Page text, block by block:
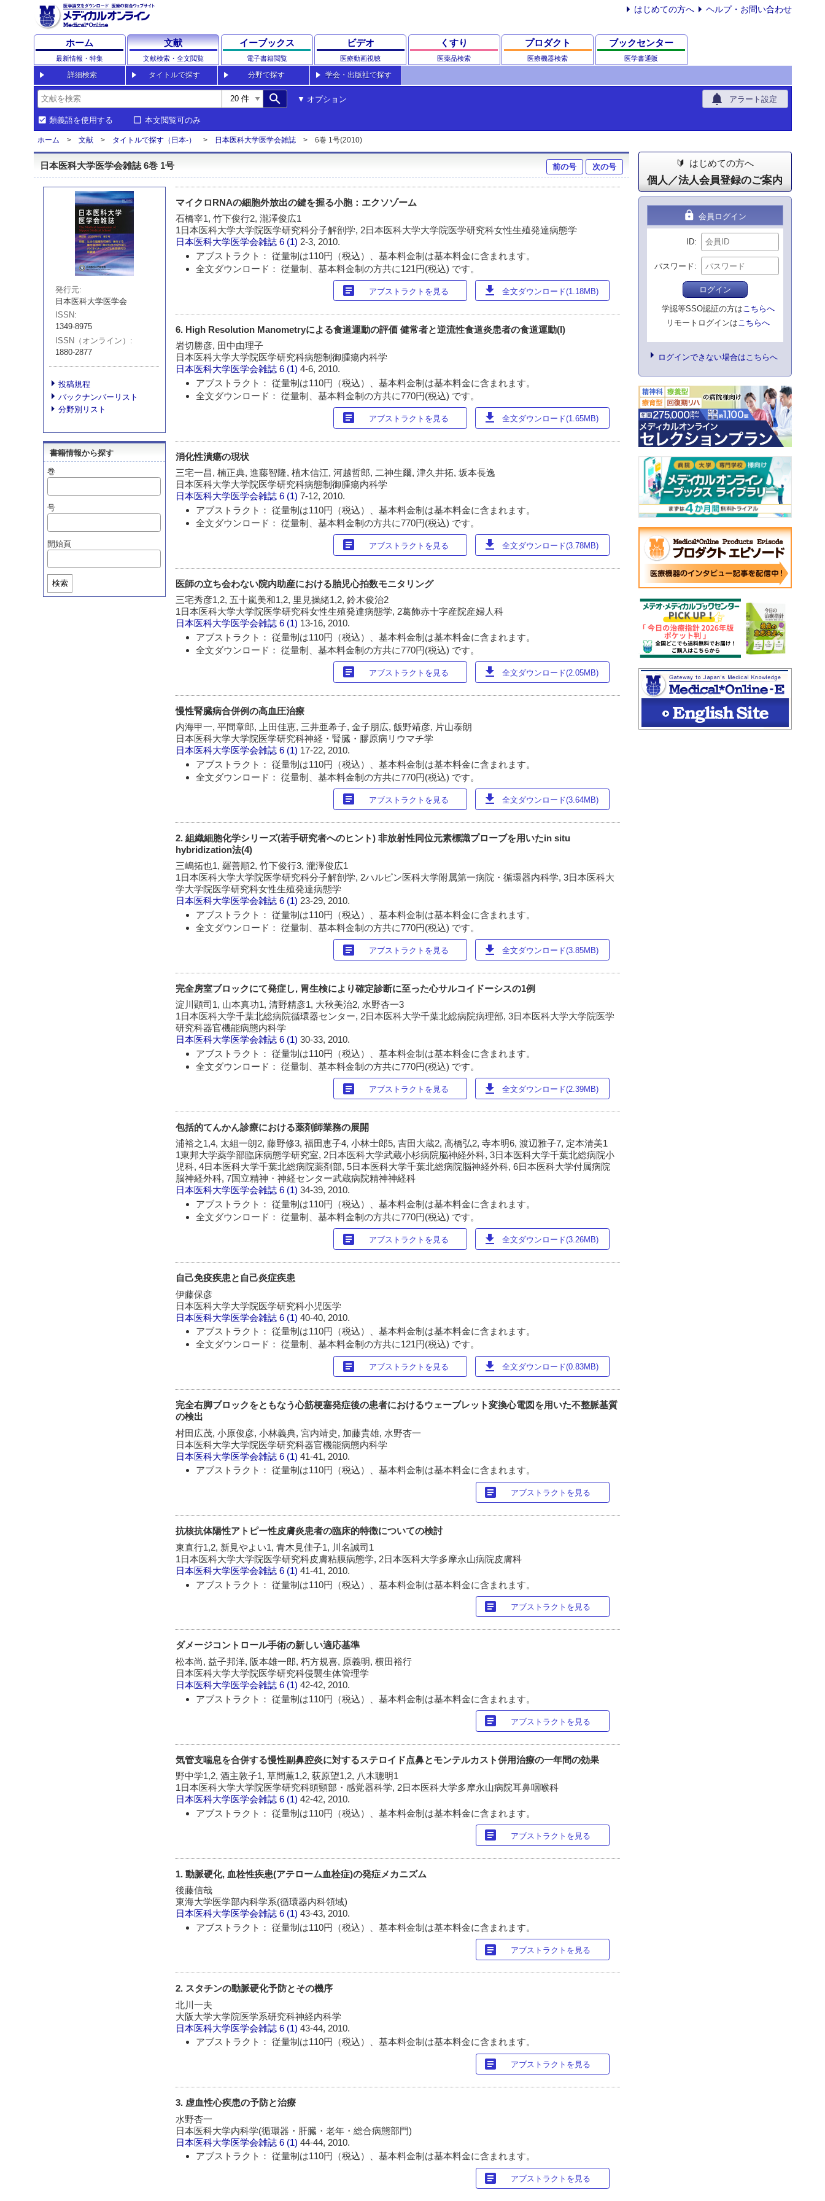
はじめての方へ ヘルプ・お問い合わせ
ホーム
最新情報・特集
文献
文献検索・全文閲覧
イーブックス
電子書籍閲覧
ビデオ
医療動画視聴
くすり
医薬品検索
プロダクト
医療機器検索
ブックセンター
医学書通販
詳細検索 タイトルで探す 分野で探す 学会・出版社で探す
search オプション notifications アラート設定
類義語を使用する 本文閲覧可のみ
ホーム 文献 タイトルで探す（日本-） 日本医科大学医学会雑誌 6巻 1号(2010)
日本医科大学医学会雑誌 6巻 1号 前の号 次の号
発行元
日本医科大学医学会
ISSN
1349-8975
ISSN（オンライン）
1880-2877
投稿規程
バックナンバーリスト
分野別リスト
書籍情報から探す
巻
号
開始頁
検索
マイクロRNAの細胞外放出の鍵を握る小胞：エクソゾーム
石橋宰1, 竹下俊行2, 瀧澤俊広1
1日本医科大学大学院医学研究科分子解剖学, 2日本医科大学大学院医学研究科女性生殖発達病態学
日本医科大学医学会雑誌 6 (1) 2-3, 2010.
アブストラクト： 従量制は110円（税込）、基本料金制は基本料金に含まれます。
全文ダウンロード： 従量制、基本料金制の方共に121円(税込) です。
article アブストラクトを見る download 全文ダウンロード(1.18MB)
6. High Resolution Manometryによる食道運動の評価 健常者と逆流性食道炎患者の食道運動(I)
岩切勝彦, 田中由理子
日本医科大学大学院医学研究科病態制御腫瘍内科学
日本医科大学医学会雑誌 6 (1)4-6, 2010.
アブストラクト： 従量制は110円（税込）、基本料金制は基本料金に含まれます。
全文ダウンロード： 従量制、基本料金制の方共に770円(税込) です。
article アブストラクトを見る download 全文ダウンロード(1.65MB)
消化性潰瘍の現状
三宅一昌, 楠正典, 進藤智隆, 植木信江, 河越哲郎, 二神生爾, 津久井拓, 坂本長逸
日本医科大学大学院医学研究科病態制御腫瘍内科学
日本医科大学医学会雑誌 6 (1)7-12, 2010.
アブストラクト： 従量制は110円（税込）、基本料金制は基本料金に含まれます。
全文ダウンロード： 従量制、基本料金制の方共に770円(税込) です。
article アブストラクトを見る download 全文ダウンロード(3.78MB)
医師の立ち会わない院内助産における胎児心拍数モニタリング
三宅秀彦1,2, 五十嵐美和1,2, 里見操緒1,2, 鈴木俊治2
1日本医科大学大学院医学研究科女性生殖発達病態学, 2葛飾赤十字産院産婦人科
日本医科大学医学会雑誌 6 (1) 13-16, 2010.
アブストラクト： 従量制は110円（税込）、基本料金制は基本料金に含まれます。
全文ダウンロード： 従量制、基本料金制の方共に770円(税込) です。
article アブストラクトを見る download 全文ダウンロード(2.05MB)
慢性腎臓病合併例の高血圧治療
内海甲一, 平間章郎, 上田佳恵, 三井亜希子, 金子朋広, 飯野靖彦, 片山泰朗
日本医科大学大学院医学研究科神経・腎臓・膠原病リウマチ学
日本医科大学医学会雑誌 6 (1) 17-22, 2010.
アブストラクト： 従量制は110円（税込）、基本料金制は基本料金に含まれます。
全文ダウンロード： 従量制、基本料金制の方共に770円(税込) です。
article アブストラクトを見る download 全文ダウンロード(3.64MB)
2. 組織細胞化学シリーズ(若手研究者へのヒント) 非放射性同位元素標識プローブを用いたin situ
hybridization法(4)
三嶋拓也1, 羅善順2, 竹下俊行3, 瀧澤俊広1
1日本医科大学大学院医学研究科分子解剖学, 2ハルピン医科大学附属第一病院・循環器内科学, 3日本医科大
学大学院医学研究科女性生殖発達病態学
日本医科大学医学会雑誌 6 (1) 23-29, 2010.
アブストラクト： 従量制は110円（税込）、基本料金制は基本料金に含まれます。
全文ダウンロード： 従量制、基本料金制の方共に770円(税込) です。
article アブストラクトを見る download 全文ダウンロード(3.85MB)
完全房室ブロックにて発症し, 胃生検により確定診断に至った心サルコイドーシスの1例
淀川顕司1, 山本真功1, 清野精彦1, 大秋美治2, 水野杏一3
1日本医科大学千葉北総病院循環器センター, 2日本医科大学千葉北総病院病理部, 3日本医科大学大学院医学
研究科器官機能病態内科学
日本医科大学医学会雑誌 6 (1)30-33, 2010.
アブストラクト： 従量制は110円（税込）、基本料金制は基本料金に含まれます。
全文ダウンロード： 従量制、基本料金制の方共に770円(税込) です。
article アブストラクトを見る download 全文ダウンロード(2.39MB)
包括的てんかん診療における薬剤師業務の展開
浦裕之1,4, 太組一朗2, 藤野修3, 福田恵子4, 小林士郎5, 吉田大蔵2, 高橋弘2, 寺本明6, 渡辺雅子7, 定本清美1
1東邦大学薬学部臨床病態学研究室, 2日本医科大学武蔵小杉病院脳神経外科, 3日本医科大学千葉北総病院小
児科, 4日本医科大学千葉北総病院薬剤部, 5日本医科大学千葉北総病院脳神経外科, 6日本医科大学付属病院
脳神経外科, 7国立精神・神経センター武蔵病院精神神経科
日本医科大学医学会雑誌 6 (1)34-39, 2010.
アブストラクト： 従量制は110円（税込）、基本料金制は基本料金に含まれます。
全文ダウンロード： 従量制、基本料金制の方共に770円(税込) です。
article アブストラクトを見る download 全文ダウンロード(3.26MB)
自己免疫疾患と自己炎症疾患
伊藤保彦
日本医科大学大学院医学研究科小児医学
日本医科大学医学会雑誌 6 (1)40-40, 2010.
アブストラクト： 従量制は110円（税込）、基本料金制は基本料金に含まれます。
全文ダウンロード： 従量制、基本料金制の方共に121円(税込) です。
article アブストラクトを見る download 全文ダウンロード(0.83MB)
完全右脚ブロックをともなう心筋梗塞発症後の患者におけるウェーブレット変換心電図を用いた不整脈基質
の検出
村田広茂, 小原俊彦, 小林義典, 宮内靖史, 加藤貴雄, 水野杏一
日本医科大学大学院医学研究科器官機能病態内科学
日本医科大学医学会雑誌 6 (1)41-41, 2010.
アブストラクト： 従量制は110円（税込）、基本料金制は基本料金に含まれます。
article アブストラクトを見る
抗核抗体陽性アトピー性皮膚炎患者の臨床的特徴についての検討
東直行1,2, 新見やよい1, 青木見佳子1, 川名誠司1
1日本医科大学大学院医学研究科皮膚粘膜病態学, 2日本医科大学多摩永山病院皮膚科
日本医科大学医学会雑誌 6 (1)41-41, 2010.
アブストラクト： 従量制は110円（税込）、基本料金制は基本料金に含まれます。
article アブストラクトを見る
ダメージコントロール手術の新しい適応基準
松本尚, 益子邦洋, 阪本雄一郎, 朽方規喜, 原義明, 横田裕行
日本医科大学大学院医学研究科侵襲生体管理学
日本医科大学医学会雑誌 6 (1)42-42, 2010.
アブストラクト： 従量制は110円（税込）、基本料金制は基本料金に含まれます。
article アブストラクトを見る
気管支喘息を合併する慢性副鼻腔炎に対するステロイド点鼻とモンテルカスト併用治療の一年間の効果
野中学1,2, 酒主敦子1, 草間薫1,2, 荻原望1,2, 八木聰明1
1日本医科大学大学院医学研究科頭頸部・感覚器科学, 2日本医科大学多摩永山病院耳鼻咽喉科
日本医科大学医学会雑誌 6 (1)42-42, 2010.
アブストラクト： 従量制は110円（税込）、基本料金制は基本料金に含まれます。
article アブストラクトを見る
1. 動脈硬化, 血栓性疾患(アテローム血栓症)の発症メカニズム
後藤信哉
東海大学医学部内科学系(循環器内科領域)
日本医科大学医学会雑誌 6 (1)43-43, 2010.
アブストラクト： 従量制は110円（税込）、基本料金制は基本料金に含まれます。
article アブストラクトを見る
2. スタチンの動脈硬化予防とその機序
北川一夫
大阪大学大学院医学系研究科神経内科学
日本医科大学医学会雑誌 6 (1)43-44, 2010.
アブストラクト： 従量制は110円（税込）、基本料金制は基本料金に含まれます。
article アブストラクトを見る
3. 虚血性心疾患の予防と治療
水野杏一
日本医科大学内科学(循環器・肝臓・老年・総合病態部門)
日本医科大学医学会雑誌 6 (1)44-44, 2010.
アブストラクト： 従量制は110円（税込）、基本料金制は基本料金に含まれます。
article アブストラクトを見る
はじめての方へ
個人／法人会員登録のご案内
lock 会員ログイン
ID
パスワード
ログイン
学認等SSO認証の方はこちらへ
リモートログインはこちらへ
ログインできない場合はこちらへ